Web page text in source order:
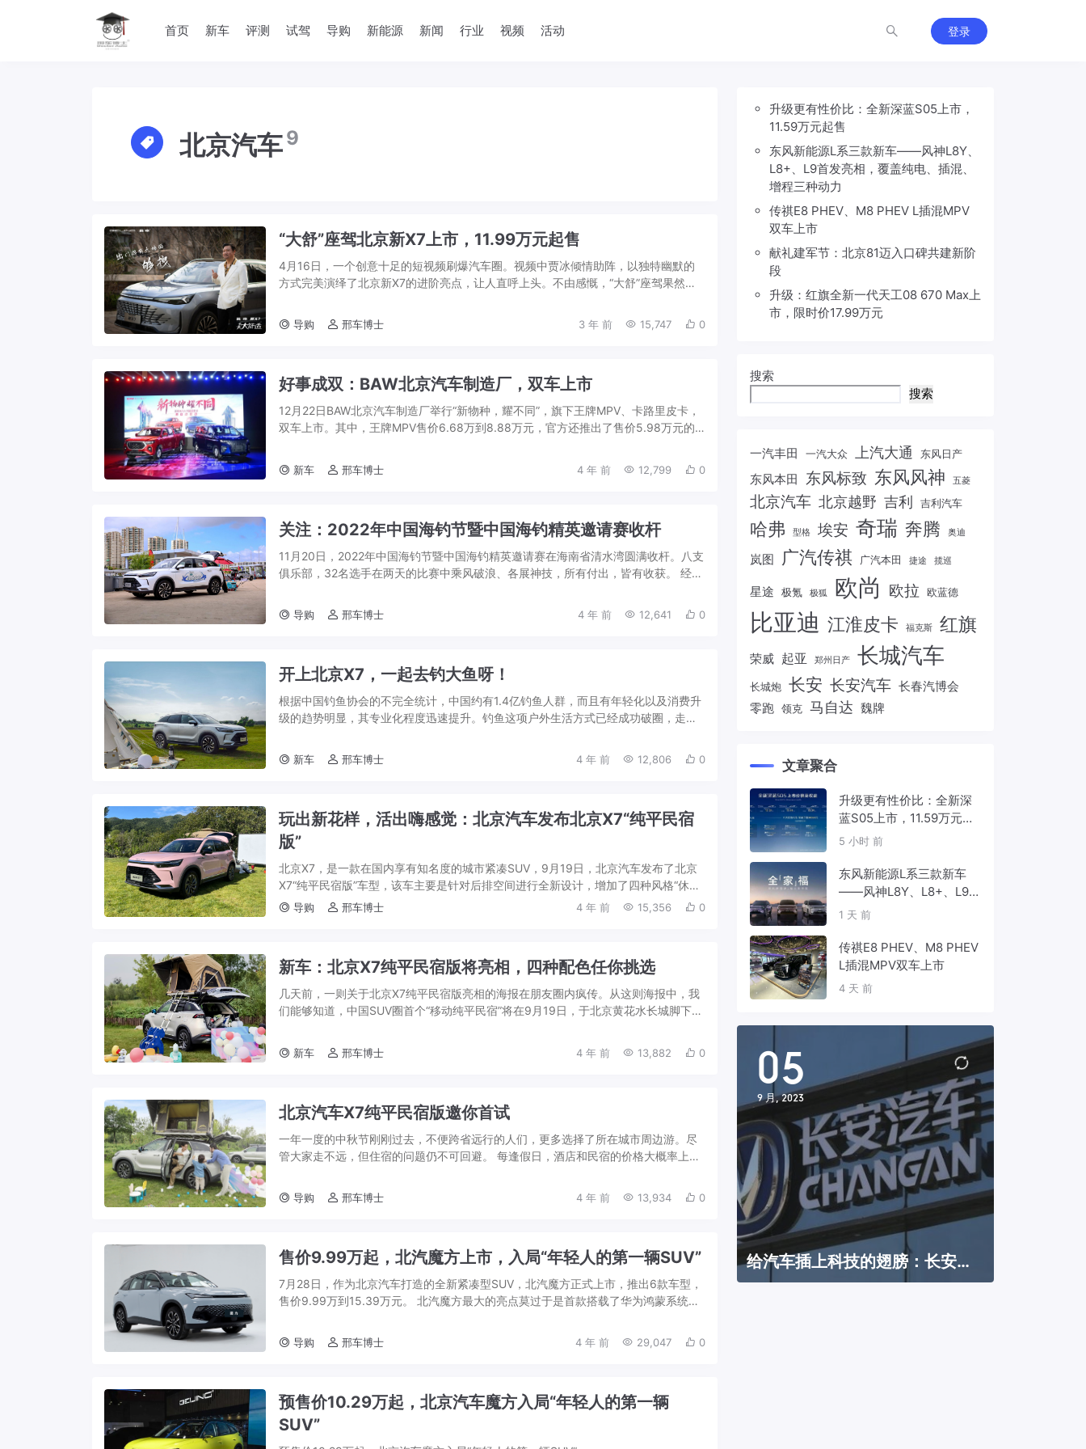
首页 新车 评测 试驾 导购 新能源 新闻 行业 视频 活动 登录
北京汽车9
“大舒”座驾北京新X7上市，11.99万元起售
4月16日，一个创意十足的短视频刷爆汽车圈。视频中贾冰倾情助阵，以独特幽默的
方式完美演绎了北京新X7的进阶亮点，让人直呼上头。不由感慨，“大舒”座驾果然很
导购 邢车博士 3 年 前 15,747 0
好事成双：BAW北京汽车制造厂，双车上市
12月22日BAW北京汽车制造厂举行“新物种，耀不同”，旗下王牌MPV、卡路里皮卡，
双车上市。其中，王牌MPV售价6.68万到8.88万元，官方还推出了售价5.98万元的
新车 邢车博士 4 年 前 12,799 0
关注：2022年中国海钓节暨中国海钓精英邀请赛收杆
11月20日，2022年中国海钓节暨中国海钓精英邀请赛在海南省清水湾圆满收杆。八支
俱乐部，32名选手在两天的比赛中乘风破浪、各展神技，所有付出，皆有收获。 经过
导购 邢车博士 4 年 前 12,641 0
开上北京X7，一起去钓大鱼呀！
根据中国钓鱼协会的不完全统计，中国约有1.4亿钓鱼人群，而且有年轻化以及消费升
级的趋势明显，其专业化程度迅速提升。钓鱼这项户外生活方式已经成功破圈，走进
新车 邢车博士 4 年 前 12,806 0
玩出新花样，活出嗨感觉：北京汽车发布北京X7“纯平民宿
版”
北京X7，是一款在国内享有知名度的城市紧凑SUV，9月19日，北京汽车发布了北京
X7“纯平民宿版”车型，该车主要是针对后排空间进行全新设计，增加了四种风格“休息”
区域，让车主们开上北京X7，玩出新花样...
导购 邢车博士 4 年 前 15,356 0
新车：北京X7纯平民宿版将亮相，四种配色任你挑选
几天前，一则关于北京X7纯平民宿版亮相的海报在朋友圈内疯传。从这则海报中，我
们能够知道，中国SUV圈首个“移动纯平民宿”将在9月19日，于北京黄花水长城脚下正
新车 邢车博士 4 年 前 13,882 0
北京汽车X7纯平民宿版邀你首试
一年一度的中秋节刚刚过去，不便跨省远行的人们，更多选择了所在城市周边游。尽
管大家走不远，但住宿的问题仍不可回避。 每逢假日，酒店和民宿的价格大概率上
导购 邢车博士 4 年 前 13,934 0
售价9.99万起，北汽魔方上市，入局“年轻人的第一辆SUV”
7月28日，作为北京汽车打造的全新紧凑型SUV，北汽魔方正式上市，推出6款车型，
售价9.99万到15.39万元。 北汽魔方最大的亮点莫过于是首款搭载了华为鸿蒙系统的
导购 邢车博士 4 年 前 29,047 0
预售价10.29万起，北京汽车魔方入局“年轻人的第一辆
SUV”
升级更有性价比：全新深蓝S05上市，
11.59万元起售
东风新能源L系三款新车——风神L8Y、
L8+、L9首发亮相，覆盖纯电、插混、
增程三种动力
传祺E8 PHEV、M8 PHEV L插混MPV
双车上市
献礼建军节：北京81迈入口碑共建新阶
段
升级：红旗全新一代天工08 670 Max上
市，限时价17.99万元
搜索
搜索
一汽丰田 一汽大众 上汽大通 东风日产
东风本田 东风标致 东风风神 五菱
北京汽车 北京越野 吉利 吉利汽车
哈弗 型格 埃安 奇瑞 奔腾 奥迪
岚图 广汽传祺 广汽本田 捷途 揽巡
星途 极氪 极狐 欧尚 欧拉 欧蓝德
比亚迪 江淮皮卡 福克斯 红旗
荣威 起亚 郑州日产 长城汽车
长城炮 长安 长安汽车 长春汽博会
零跑 领克 马自达 魏牌
文章聚合
升级更有性价比：全新深
蓝S05上市，11.59万元起
售
5 小时 前
东风新能源L系三款新车
——风神L8Y、L8+、L9
首发亮相，覆盖纯电、插
1 天 前
传祺E8 PHEV、M8 PHEV
L插混MPV双车上市
4 天 前
05
9 月, 2023
给汽车插上科技的翅膀：长安汽
车科技生态大会有哪些惊喜